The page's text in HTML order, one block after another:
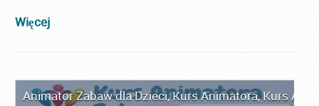
Więcej
Animator Zabaw dla Dzieci,Kurs Animatora,Kurs